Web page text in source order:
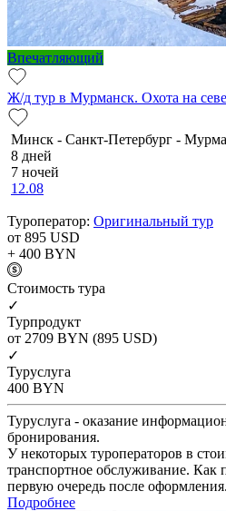
Впечатляющий
Ж/д тур в Мурманск. Охота на
Минск - Санкт-Петербург -
8 дней
7 ночей
12.08
Туроператор: Оригинальный тур
от 895 USD
+ 400 BYN
Cтоимость тура
✓
Турпродукт
от 2709 BYN (895 USD)
✓
Туруслуга
400 BYN
Туруслуга - оказание
бронирования.
У некоторых туроператоров в
транспортное обслуживание. Как
первую очередь после оформления.
Подробнее